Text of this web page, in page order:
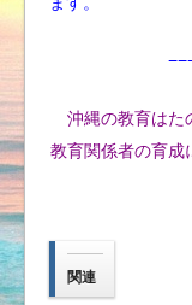
沖縄の教育はた
教育関係者の育成
関連